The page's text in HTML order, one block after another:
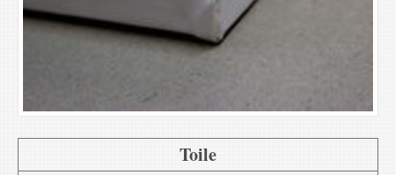
Toile